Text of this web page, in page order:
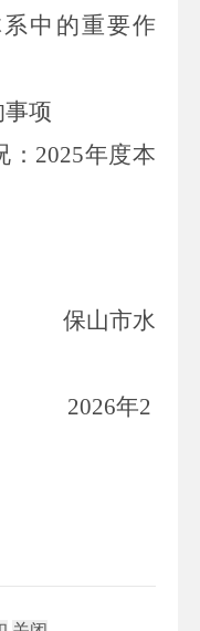
中的重要作
项
： 2025年度本
保山市水
2026年2